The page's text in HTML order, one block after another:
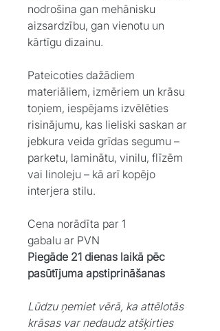
nodrošina gan mehānisku
aizsardzību, gan vienotu un
kārtīgu dizainu.
Pateicoties dažādiem
materiāliem, izmēriem un krāsu
toņiem, iespējams izvēlēties
risinājumu, kas lieliski saskan ar
jebkura veida grīdas segumu –
parketu, laminātu, vinilu, flīzēm
vai linoleju – kā arī kopējo
interjera stilu.
Cena norādīta par 1
gabalu ar PVN
Piegāde 21 dienas laikā pēc
pasūtījuma apstiprināšanas
Lūdzu ņemiet vērā, ka attēlotās
krāsas var nedaudz atšķirties